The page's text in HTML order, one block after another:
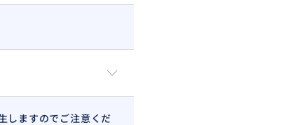
しますのでご注意くだ